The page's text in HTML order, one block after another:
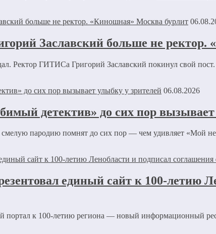
Заславский больше не ректор.
Ректор ГИТИСа Григорий Заславский покинул свой пост.
06.08.2026
детектив» до сих пор вызывает
смелую пародию помнят до сих пор — чем удивляет «Мой
единый сайт к 100-летию
портал к 100-летию региона — новый информационный